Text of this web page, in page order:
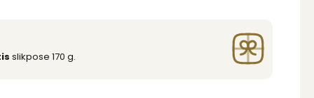
bøtte, der nemt kan lukkes og åbnes.
slikpose 170 g.